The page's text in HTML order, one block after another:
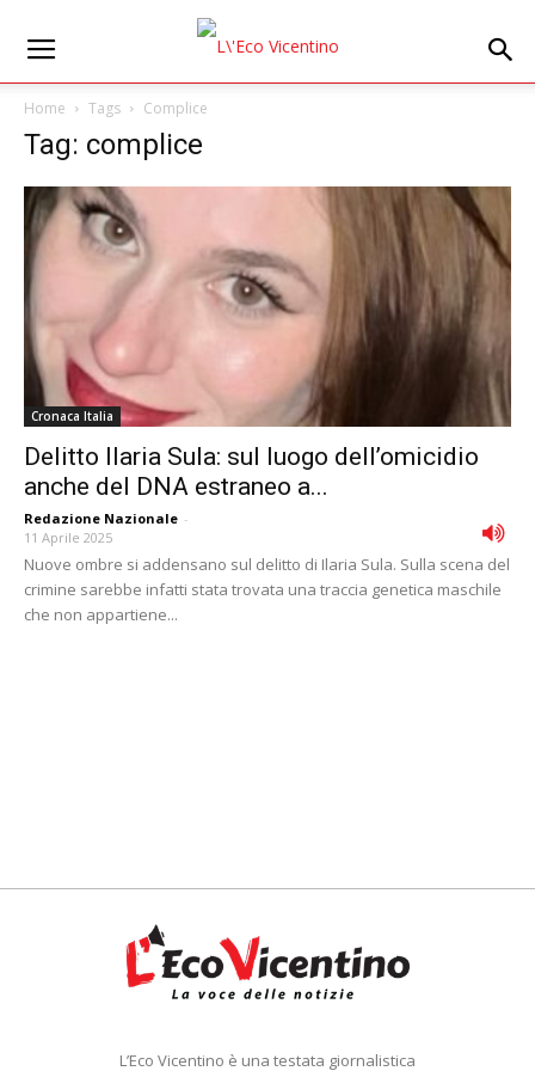
Home Tags Complice
Tag: complice
Cronaca Italia
Delitto Ilaria Sula: sul luogo dell’omicidio
anche del DNA estraneo a...
Redazione Nazionale -
11 Aprile 2025
Nuove ombre si addensano sul delitto di Ilaria Sula. Sulla scena del
crimine sarebbe infatti stata trovata una traccia genetica maschile
che non appartiene...
L’Eco Vicentino è una testata giornalistica